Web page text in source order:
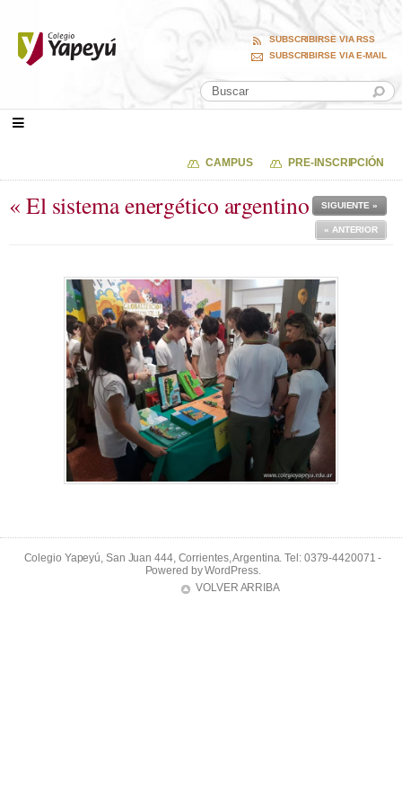
SUBSCRIBIRSE VIA RSS
SUBSCRIBIRSE VIA E-MAIL
CAMPUS PRE-INSCRIPCIÓN
« El sistema energético argentino SIGUIENTE »
« ANTERIOR
Colegio Yapeyú, San Juan 444, Corrientes, Argentina. Tel: 0379-4420071 -
Powered byWordPress.
VOLVER ARRIBA